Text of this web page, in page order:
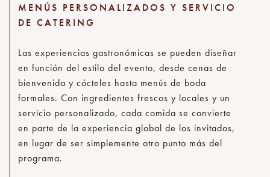
MENÚS PERSONALIZADOS Y SERVICIO
DE CATERING
Las experiencias gastronómicas se pueden diseñar
en función del estilo del evento, desde cenas de
bienvenida y cócteles hasta menús de boda
formales. Con ingredientes frescos y locales y un
servicio personalizado, cada comida se convierte
en parte de la experiencia global de los invitados,
en lugar de ser simplemente otro punto más del
programa.